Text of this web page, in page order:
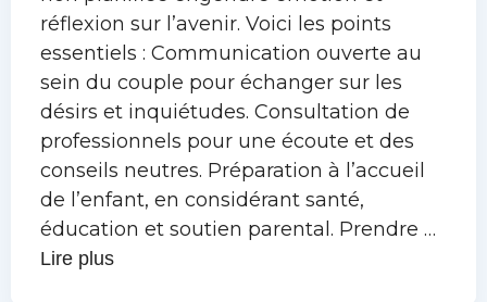
réflexion sur l’avenir. Voici les points
essentiels : Communication ouverte au
sein du couple pour échanger sur les
désirs et inquiétudes. Consultation de
professionnels pour une écoute et des
conseils neutres. Préparation à l’accueil
de l’enfant, en considérant santé,
éducation et soutien parental. Prendre …
Lire plus